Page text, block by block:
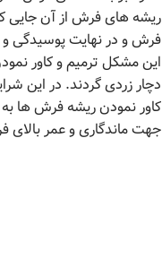
ریشه های فرش از آن جایی
فرش و در نهایت پوسیدگی و
این مشکل ترمیم و کاور
دچار زردی گردند. در این
کاور نمودن ریشه فرش ها
جهت ماندگاری و عمر بالای